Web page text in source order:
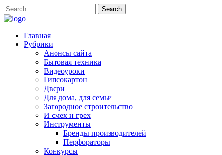
Главная
Рубрики
Анонсы сайта
Бытовая техника
Видеоуроки
Гипсокартон
Двери
Для дома, для семьи
Загородное строительство
И смех и грех
Инструменты
Бренды производителей
Перфораторы
Конкурсы